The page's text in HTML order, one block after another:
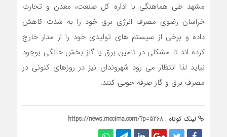
مشهد طی هماهنگی با اداره کل صنعت، معدن و تجارت
خراسان رضوی مصرف انرژی برق خود را به شدت کاهش
داده و برخی از سیستم های تولیدی خود را از مدار خارج
کرده اند تا مشکلی در تامین برق یا گاز بخش خانگی بوجود
نیاید لذا انتظار می رود شهروندان نیز در روزهای کنونی در
مصرف برق و گاز صرفه جویی کنند.
لینک کوتاه : https://news.mccima.com/?p=5268